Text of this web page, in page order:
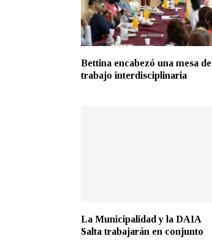
Bettina encabezó una mesa de
trabajo interdisciplinaria
La Municipalidad y la DAIA
Salta trabajarán en conjunto